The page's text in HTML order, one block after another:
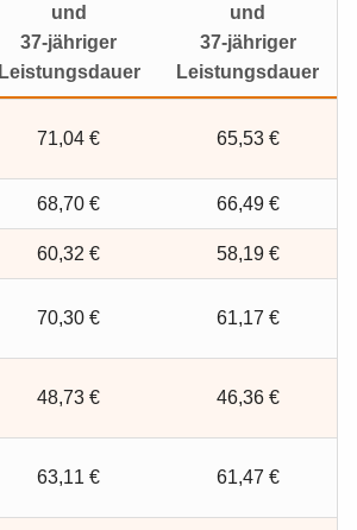
und
37-jähriger
Leistungsdauer
und
37-jähriger
Leistungsdauer
71,04 € 65,53 €
68,70 € 66,49 €
60,32 € 58,19 €
70,30 € 61,17 €
48,73 € 46,36 €
63,11 € 61,47 €